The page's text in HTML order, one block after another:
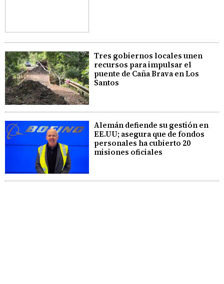
Tres gobiernos locales unen
recursos para impulsar el
puente de Caña Brava en Los
Santos
Alemán defiende su gestión en
EE.UU; asegura que de fondos
personales ha cubierto 20
misiones oficiales